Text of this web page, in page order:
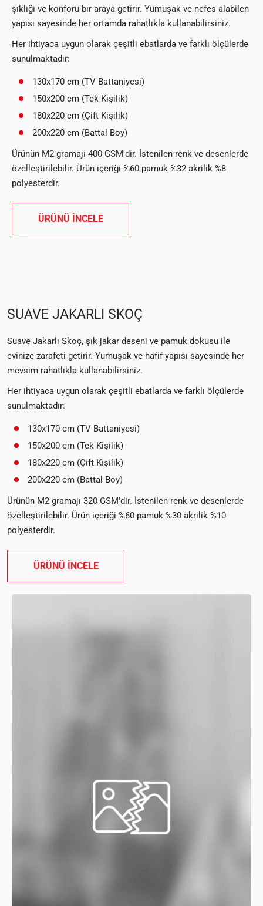
şıklığı ve konforu bir araya getirir. Yumuşak ve nefes alabilen
yapısı sayesinde her ortamda rahatlıkla kullanabilirsiniz.
Her ihtiyaca uygun olarak çeşitli ebatlarda ve farklı ölçülerde
sunulmaktadır:
130x170 cm (TV Battaniyesi)
150x200 cm (Tek Kişilik)
180x220 cm (Çift Kişilik)
200x220 cm (Battal Boy)
Ürünün M2 gramajı 400 GSM'dir. İstenilen renk ve desenlerde
özelleştirilebilir. Ürün içeriği %60 pamuk %32 akrilik %8
polyesterdir.
ÜRÜNÜ İNCELE
SUAVE JAKARLI SKOÇ
Suave Jakarlı Skoç, şık jakar deseni ve pamuk dokusu ile
evinize zarafeti getirir. Yumuşak ve hafif yapısı sayesinde her
mevsim rahatlıkla kullanabilirsiniz.
Her ihtiyaca uygun olarak çeşitli ebatlarda ve farklı ölçülerde
sunulmaktadır:
130x170 cm (TV Battaniyesi)
150x200 cm (Tek Kişilik)
180x220 cm (Çift Kişilik)
200x220 cm (Battal Boy)
Ürünün M2 gramajı 320 GSM'dir. İstenilen renk ve desenlerde
özelleştirilebilir. Ürün içeriği %60 pamuk %30 akrilik %10
polyesterdir.
ÜRÜNÜ İNCELE